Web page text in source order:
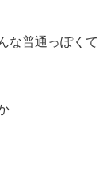
な普通っぽくて